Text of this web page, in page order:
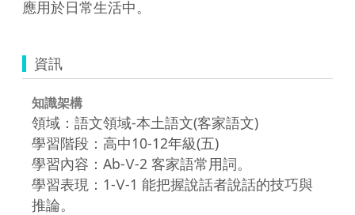
應用於日常生活中。
資訊
知識架構
領域：語文領域-本土語文(客家語文)
學習階段：高中10-12年級(五)
學習內容：Ab-Ⅴ-2 客家語常用詞。
學習表現：1-Ⅴ-1 能把握說話者說話的技巧與
推論。